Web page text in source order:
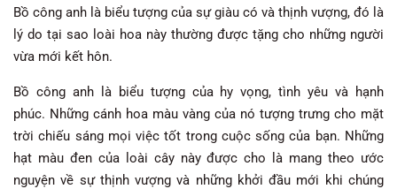
Bồ công anh là biểu tượng của sự giàu có và thịnh vượng, đó là
lý do tại sao loài hoa này thường được tặng cho những người
vừa mới kết hôn.
Bồ công anh là biểu tượng của hy vọng, tình yêu và hạnh
phúc. Những cánh hoa màu vàng của nó tượng trưng cho mặt
trời chiếu sáng mọi việc tốt trong cuộc sống của bạn. Những
hạt màu đen của loài cây này được cho là mang theo ước
nguyện về sự thịnh vượng và những khởi đầu mới khi chúng